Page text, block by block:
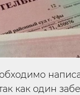
как один